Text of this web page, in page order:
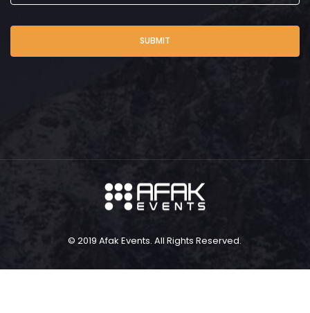
SUBMIT
© 2019 Afak Events. All Rights Reserved.